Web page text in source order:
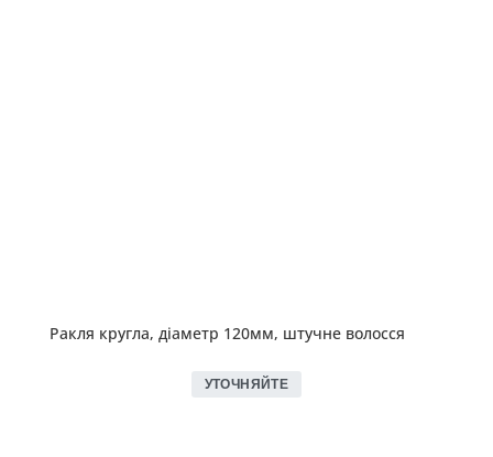
Ракля кругла, діаметр 120мм, штучне волосся
УТОЧНЯЙТЕ